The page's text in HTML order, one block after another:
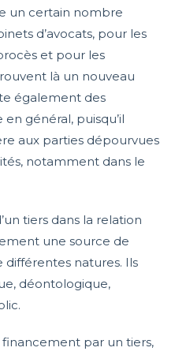
un certain nombre
d’avocats, pour les
et pour les
là un nouveau
également des
général, puisqu’il
aux parties dépourvues
notamment dans le
tiers dans la relation
une source de
natures. Ils
déontologique,
financement par un tiers,